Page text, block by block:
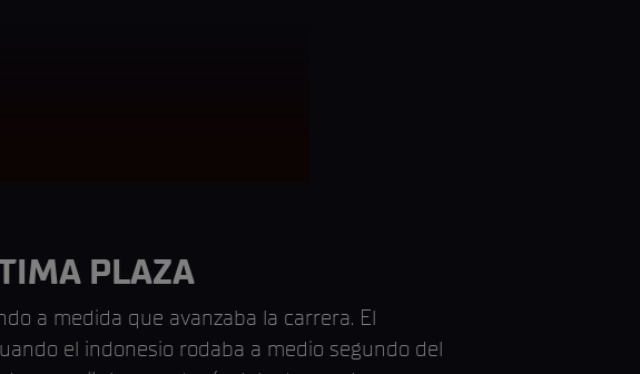
PLAZA
a medida que avanzaba la carrera. El
el indonesio rodaba a medio segundo del